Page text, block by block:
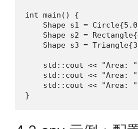
int main() {
Shape s1 =
Shape s2 =
Shape s3 =
std::cout << "Area:
std::cout << "Area:
std::cout << "Area:
}